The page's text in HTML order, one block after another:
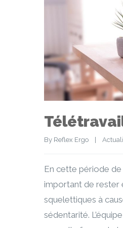
By Reflex Ergo |
En cette période de
important de rester
squelettiques à
sédentarité.